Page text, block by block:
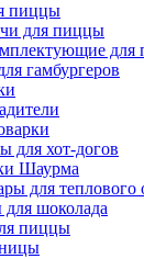
пиццы
для пиццы
для
гамбургеров
для хот-догов
Шаурма
для теплового
шоколада
пиццы